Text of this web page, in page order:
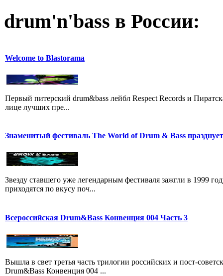
drum'n'bass в России:
Welcome to Blastorama
Первый питерский drum&bass лейбл Respect Records и
лице лучших пре...
Знаменитый фестиваль The World of Drum & Bass
Звезду ставшего уже легендарным фестиваля зажгли в 1999
приходятся по вкусу поч...
Всероссийская Drum&Bass Конвенция 004 Часть 3
Вышла в свет третья часть трилогии российских и пост-
Drum&Bass Конвенция 004 ...